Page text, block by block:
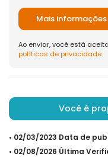
Mais informações
Ao enviar, você está
políticas de privacidade
Você é
• 02/03/2023 Data de
• 02/08/2026 Última